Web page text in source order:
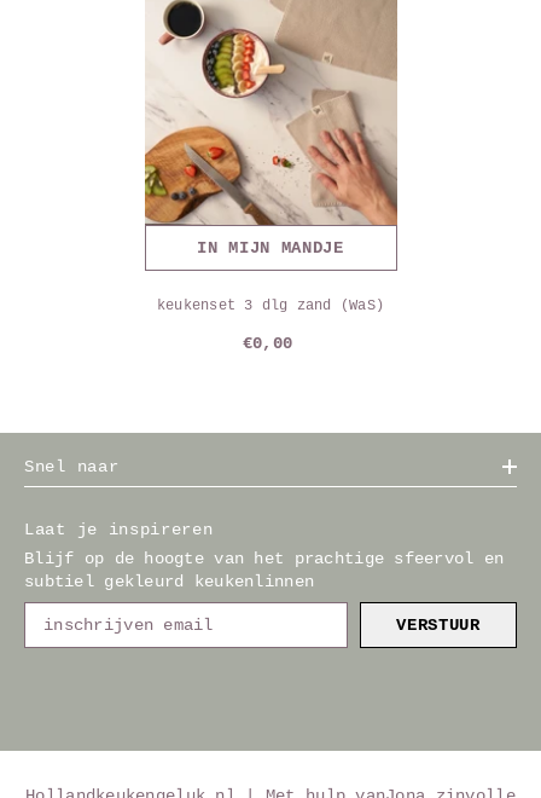
IN MIJN MANDJE
keukenset 3 dlg zand (WaS)
€0,00
Snel naar
Laat je inspireren
Blijf op de hoogte van het prachtige sfeervol en
subtiel gekleurd keukenlinnen
VERSTUUR